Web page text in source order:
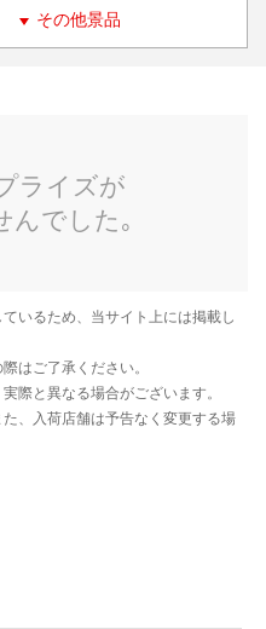
その他景品